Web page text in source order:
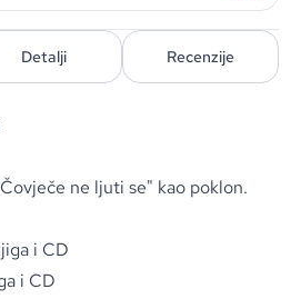
Detalji Recenzije
ne ljuti se" kao poklon.
i CD
i CD